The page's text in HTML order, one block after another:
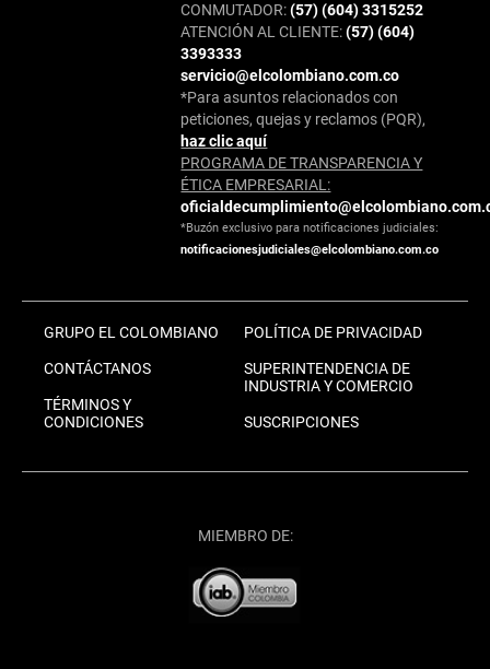
CONMUTADOR:(57) (604) 3315252
ATENCIÓN AL CLIENTE:(57) (604)
3393333
servicio@elcolombiano.com.co
*Para asuntos relacionados con
peticiones, quejas y reclamos (PQR),
haz clic aquí
PROGRAMA DE TRANSPARENCIA Y
ÉTICA EMPRESARIAL:
*Buzón exclusivo para notificaciones judiciales:
notificacionesjudiciales@elcolombiano.com.co
GRUPO EL COLOMBIANO
CONTÁCTANOS
TÉRMINOS Y
CONDICIONES
POLÍTICA DE PRIVACIDAD
SUPERINTENDENCIA DE
INDUSTRIA Y COMERCIO
SUSCRIPCIONES
MIEMBRO DE: